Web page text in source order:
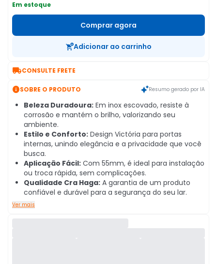
Em estoque
Comprar agora
Adicionar ao carrinho
CONSULTE FRETE
SOBRE O PRODUTO Resumo gerado por IA
Beleza Duradoura: Em inox escovado, resiste à
corrosão e mantém o brilho, valorizando seu
ambiente.
Estilo e Conforto: Design Victória para portas
internas, unindo elegância e a privacidade que você
busca.
Aplicação Fácil: Com 55mm, é ideal para instalação
ou troca rápida, sem complicações.
Qualidade Cra Haga: A garantia de um produto
confiável e durável para a segurança do seu lar.
Ver mais